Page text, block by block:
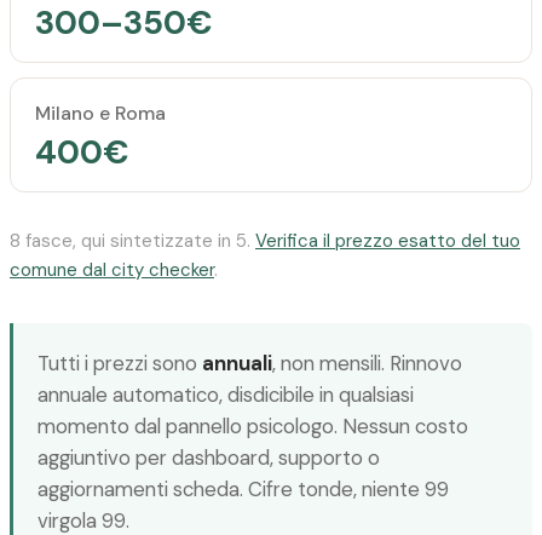
300–350€
Milano e Roma
400€
8 fasce, qui sintetizzate in 5. Verifica il prezzo esatto del tuo
comune dal city checker.
Tutti i prezzi sono annuali, non mensili. Rinnovo
annuale automatico, disdicibile in qualsiasi
momento dal pannello psicologo. Nessun costo
aggiuntivo per dashboard, supporto o
aggiornamenti scheda. Cifre tonde, niente 99
virgola 99.